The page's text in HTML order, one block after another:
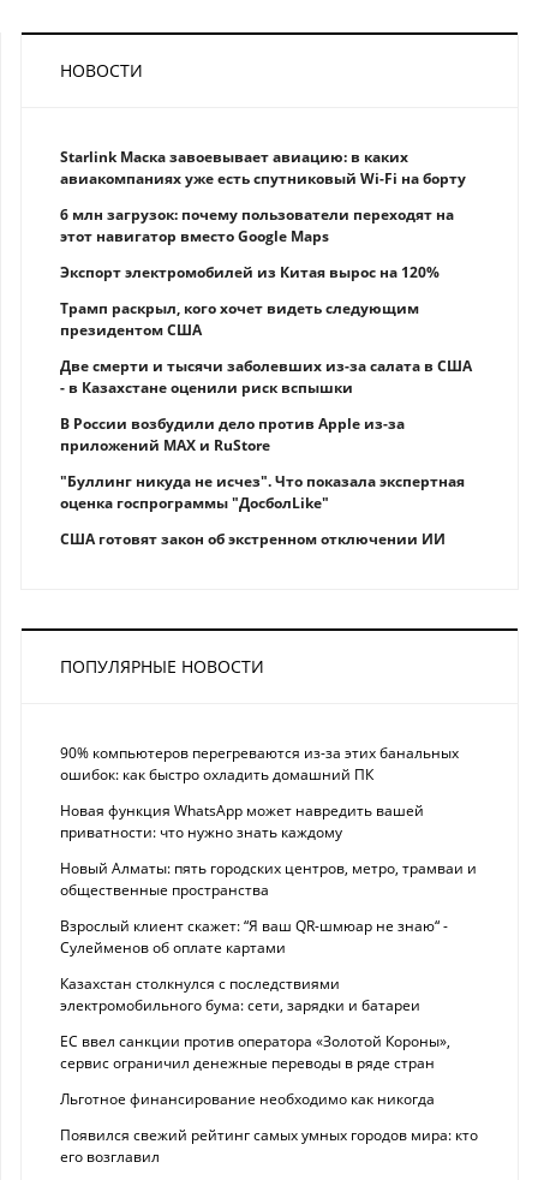
НОВОСТИ
Starlink Маска завоевывает авиацию: в каких
авиакомпаниях уже есть спутниковый Wi-Fi на борту
6 млн загрузок: почему пользователи переходят на
этот навигатор вместо Google Maps
Экспорт электромобилей из Китая вырос на 120%
Трамп раскрыл, кого хочет видеть следующим
президентом США
Две смерти и тысячи заболевших из-за салата в США
- в Казахстане оценили риск вспышки
В России возбудили дело против Apple из-за
приложений MAX и RuStore
"Буллинг никуда не исчез". Что показала экспертная
оценка госпрограммы "ДосболLike"
США готовят закон об экстренном отключении ИИ
ПОПУЛЯРНЫЕ НОВОСТИ
90% компьютеров перегреваются из-за этих банальных
ошибок: как быстро охладить домашний ПК
Новая функция WhatsApp может навредить вашей
приватности: что нужно знать каждому
Новый Алматы: пять городских центров, метро, трамваи и
общественные пространства
Взрослый клиент скажет: “Я ваш QR-шмюар не знаю“ -
Сулейменов об оплате картами
Казахстан столкнулся с последствиями
электромобильного бума: сети, зарядки и батареи
ЕС ввел санкции против оператора «Золотой Короны»,
сервис ограничил денежные переводы в ряде стран
Льготное финансирование необходимо как никогда
Появился свежий рейтинг самых умных городов мира: кто
его возглавил